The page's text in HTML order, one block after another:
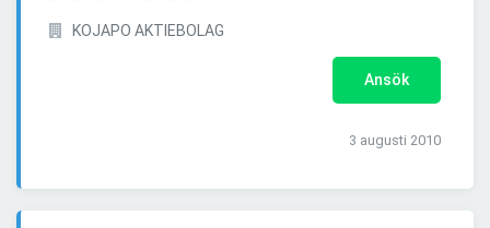
KOJAPO AKTIEBOLAG
Ansök
3 augusti 2010